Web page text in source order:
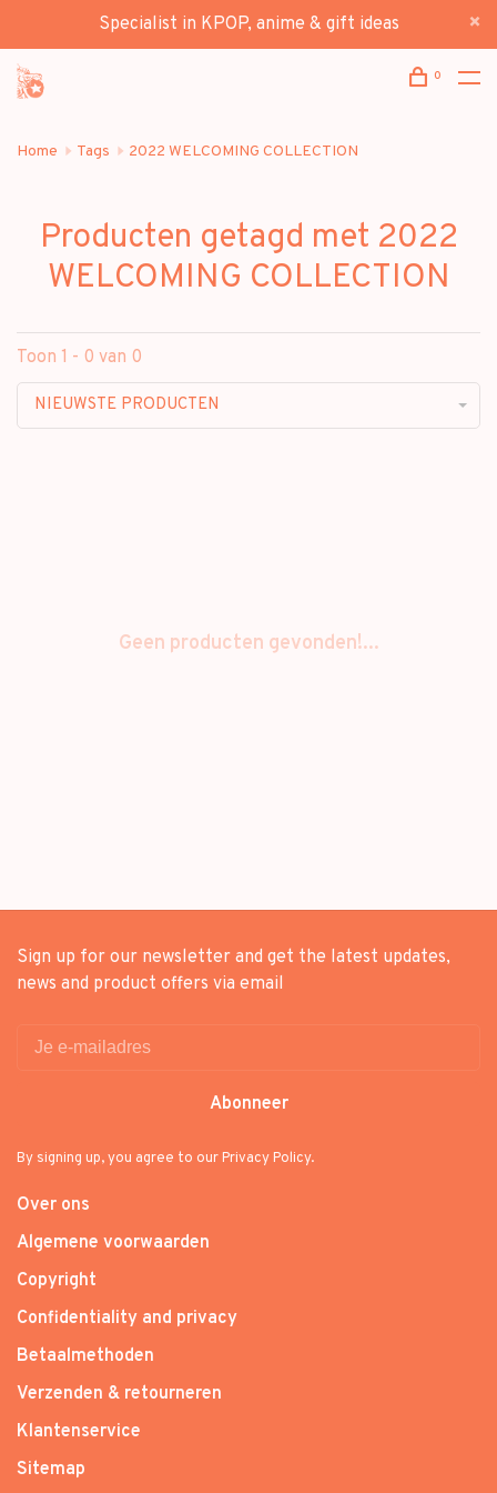
Specialist in KPOP, anime & gift ideas
0
Home Tags 2022 WELCOMING COLLECTION
Producten getagd met 2022
WELCOMING COLLECTION
Toon 1 - 0 van 0
NIEUWSTE PRODUCTEN
Geen producten gevonden!...
Sign up for our newsletter and get the latest updates,
news and product offers via email
Abonneer
By signing up, you agree to our Privacy Policy.
Over ons
Algemene voorwaarden
Copyright
Confidentiality and privacy
Betaalmethoden
Verzenden & retourneren
Klantenservice
Sitemap